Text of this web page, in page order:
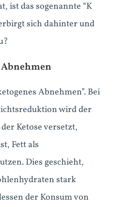
ist das sogenannte “K
sich dahinter und
Abnehmen”. Bei
wird der
Ketose versetzt,
Fett als
Dies geschieht,
stark
der Konsum von